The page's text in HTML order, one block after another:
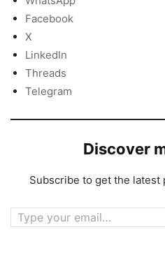
Facebook
X
LinkedIn
Threads
Telegram
Discover
Subscribe to get the latest
Type your email…